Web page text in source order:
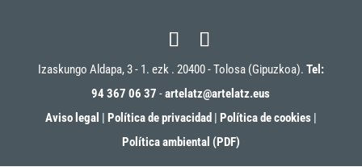
Izaskungo Aldapa, 3 - 1. ezk . 20400 - Tolosa (Gipuzkoa). Tel:
94 367 06 37 -artelatz@artelatz.eus
Aviso legal | Política de privacidad | Política de cookies|
Política ambiental (PDF)